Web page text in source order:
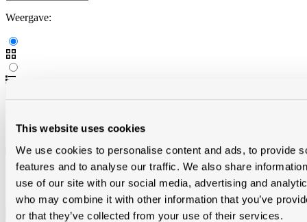
This website uses cookies
We use cookies to personalise content and ads, to provide
features and to analyse our traffic. We also share
use of our site with our social media, advertising and
who may combine it with other information that you’ve
or that they’ve collected from your use of their services.
Weergave:
M034414
Op bestellingin alle vestigingen
Brutoprijs € 3,90 / st
Producthoeveelheid: Voer de gewenste hoeveelheid in of gebruik
de knoppen om de hoeveelheid te verhogen of te verlagen.
st